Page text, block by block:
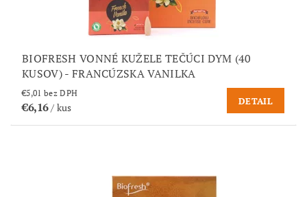
BIOFRESH VONNÉ KUŽELE TEČÚCI DYM (40
KUSOV) - FRANCÚZSKA VANILKA
€5,01 bez DPH
€6,16/ kus
DETAIL